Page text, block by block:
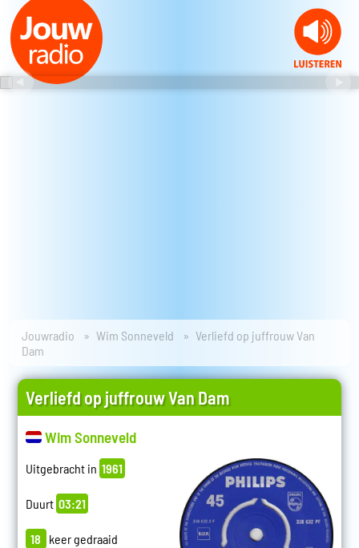
Jouwradio Wim Sonneveld
Verliefd op juffrouw Van
Dam
Verliefd op juffrouw Van Dam
Wim Sonneveld
Uitgebracht in 1961
Duurt 03:21
18 keer gedraaid